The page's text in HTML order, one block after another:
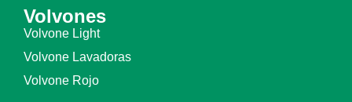
Volvones
Volvone Light
Volvone Lavadoras
Volvone Rojo